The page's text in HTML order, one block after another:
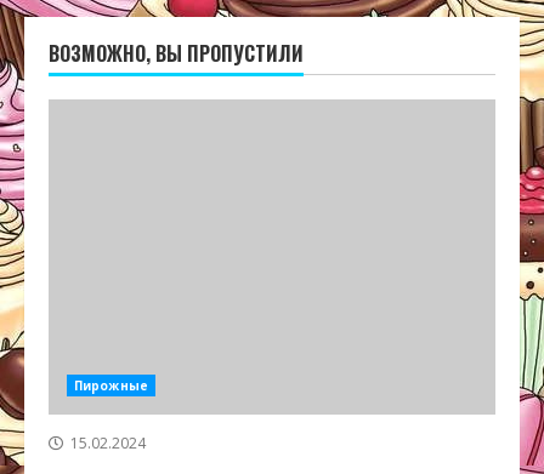
ВОЗМОЖНО, ВЫ ПРОПУСТИЛИ
Пирожные
15.02.2024